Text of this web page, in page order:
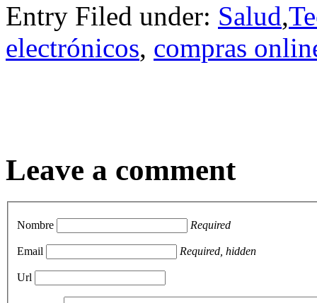
Entry Filed under: Salud,
electrónicos, compras
Leave a comment
Nombre Required
Email Required, hidden
Url